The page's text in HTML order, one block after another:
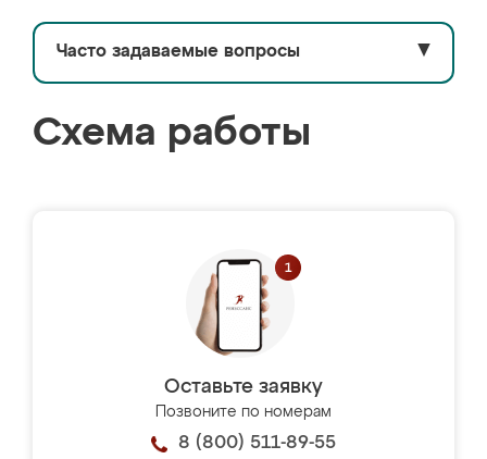
Часто задаваемые вопросы ▼
Схема работы
Оставьте заявку
Позвоните по номерам
8 (800) 511-89-55